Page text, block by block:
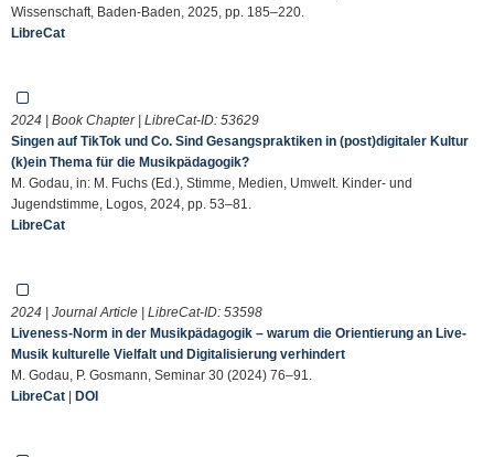
Wissenschaft, Baden-Baden, 2025, pp. 185–220.
LibreCat
2024 | Book Chapter | LibreCat-ID: 53629
Singen auf TikTok und Co. Sind Gesangspraktiken in (post)digitaler Kultur
(k)ein Thema für die Musikpädagogik?
M. Godau, in: M. Fuchs (Ed.), Stimme, Medien, Umwelt. Kinder- und
Jugendstimme, Logos, 2024, pp. 53–81.
LibreCat
2024 | Journal Article | LibreCat-ID: 53598
Liveness-Norm in der Musikpädagogik – warum die Orientierung an Live-
Musik kulturelle Vielfalt und Digitalisierung verhindert
M. Godau, P. Gosmann, Seminar 30 (2024) 76–91.
LibreCat | DOI